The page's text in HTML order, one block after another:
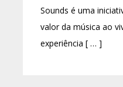
Sounds é uma
valor da música ao
experiência [ … ]